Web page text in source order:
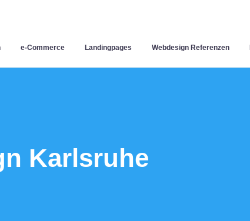
e-Commerce Landingpages Webdesign Referenzen
Karlsruhe